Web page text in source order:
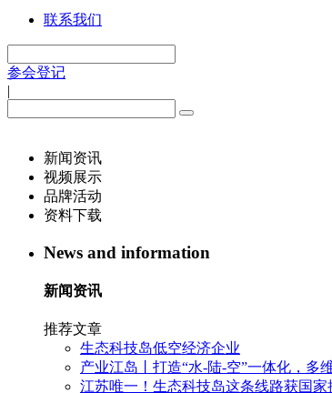
联系我们
参会登记
|
新闻资讯
视频展示
品牌活动
资料下载
News and information
新闻资讯
推荐文章
生态科技岛低空经济企业
产业江岛丨打造“水-陆-空”一体化，多
江苏唯一！生态科技岛这条线路获国家